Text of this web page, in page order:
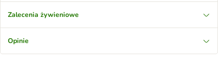
Zalecenia żywieniowe
Opinie